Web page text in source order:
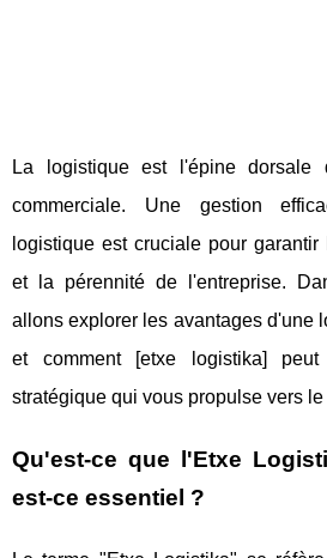
La logistique est l'épine dorsale
commerciale. Une gestion
logistique est cruciale pour
et la pérennité de l'entreprise.
allons explorer les avantages d'une
et comment [etxe logistika]
stratégique qui vous propulse vers le
Qu'est-ce que l'Etxe
est-ce essentiel ?